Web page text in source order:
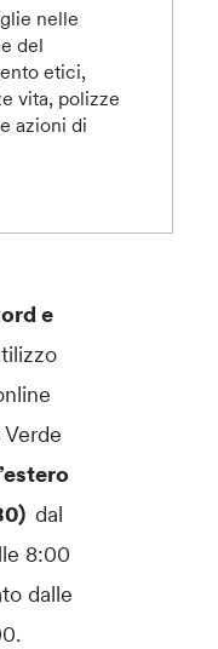
nelle
del
etici,
vita, polizze
azioni di
e
dal
8:00
dalle